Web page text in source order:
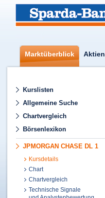
Marktüberblick Aktien
Kurslisten
Allgemeine Suche
Chartvergleich
Börsenlexikon
JPMORGAN CHASE DL 1
Kursdetails
Chart
Chartvergleich
Technische Signale